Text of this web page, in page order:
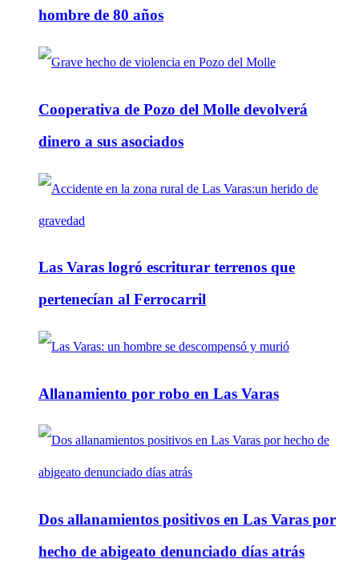
hombre de 80 años
Cooperativa de Pozo del Molle devolverá
dinero a sus asociados
Las Varas logró escriturar terrenos que
pertenecían al Ferrocarril
Allanamiento por robo en Las Varas
Dos allanamientos positivos en Las Varas por
hecho de abigeato denunciado días atrás